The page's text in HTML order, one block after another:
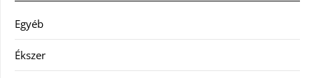
Egyéb
Ékszer